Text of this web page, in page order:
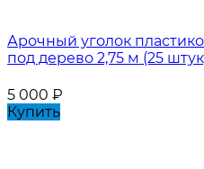
Арочный уголок
под дерево 2,75 м (25
5 000 ₽
Купить